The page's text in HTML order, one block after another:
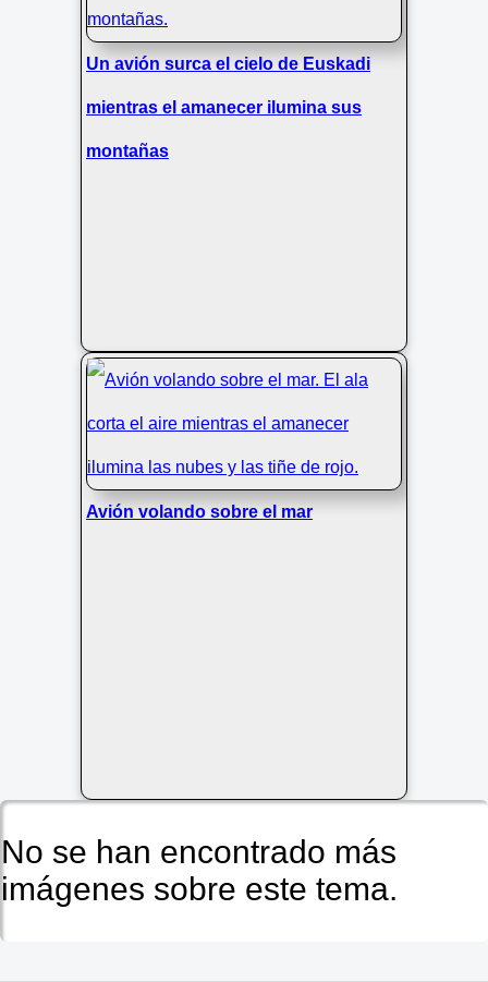
Un avión surca el cielo de Euskadi
mientras el amanecer ilumina sus
montañas
Avión volando sobre el mar
No se han encontrado más
imágenes sobre este tema.